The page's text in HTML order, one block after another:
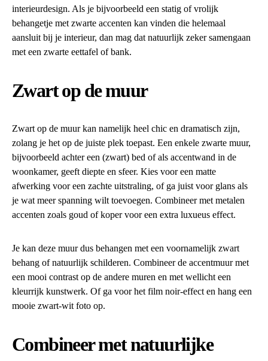
interieurdesign. Als je bijvoorbeeld een statig of vrolijk
behangetje met zwarte accenten kan vinden die helemaal
aansluit bij je interieur, dan mag dat natuurlijk zeker samengaan
met een zwarte eettafel of bank.
Zwart op de muur
Zwart op de muur kan namelijk heel chic en dramatisch zijn,
zolang je het op de juiste plek toepast. Een enkele zwarte muur,
bijvoorbeeld achter een (zwart) bed of als accentwand in de
woonkamer, geeft diepte en sfeer. Kies voor een matte
afwerking voor een zachte uitstraling, of ga juist voor glans als
je wat meer spanning wilt toevoegen. Combineer met metalen
accenten zoals goud of koper voor een extra luxueus effect.
Je kan deze muur dus behangen met een voornamelijk zwart
behang of natuurlijk schilderen. Combineer de accentmuur met
een mooi contrast op de andere muren en met wellicht een
kleurrijk kunstwerk. Of ga voor het film noir-effect en hang een
mooie zwart-wit foto op.
Combineer met natuurlijke